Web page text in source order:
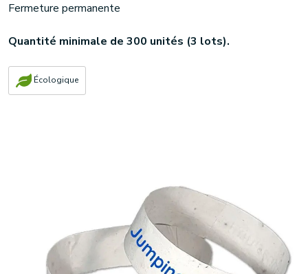
Fermeture permanente
Quantité minimale de 300 unités (3 lots).
Écologique